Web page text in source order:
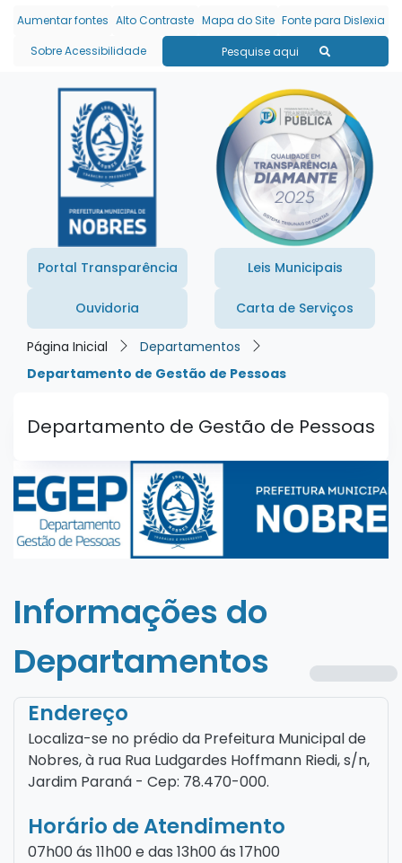
Seção de atalhos e
Ir para o conteúdo [alt+1]
Ir para o menu [alt+2]
Ir para a busca [alt+3]
Ir para o rodapé [alt+4]
Aumentar fontes Alto Contraste Mapa do Site Fonte para Dislexia
Sobre Acessibilidade
Pesquise aqui
Portal Transparência Leis Municipais
Ouvidoria Carta de Serviços
Página Inicial
Departamentos
Departamento de Gestão de Pessoas
Departamento de Gestão de Pessoas
Informações do
Departamentos
Endereço
Localiza-se no prédio da Prefeitura Municipal de
Nobres, à rua Rua Ludgardes Hoffmann Riedi, s/n,
Jardim Paraná - Cep: 78.470-000.
Horário de Atendimento
07h00 ás 11h00 e das 13h00 ás 17h00